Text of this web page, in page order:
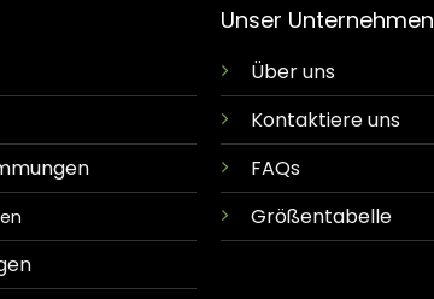
Unser Unternehmen
Über uns
Kontaktiere uns
FAQs
Größentabelle